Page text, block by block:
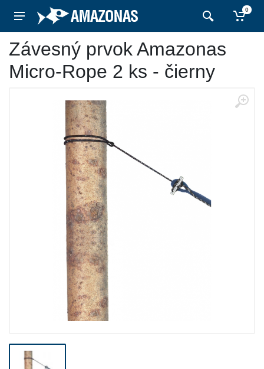
0
Závesný prvok Amazonas
Micro-Rope 2 ks - čierny